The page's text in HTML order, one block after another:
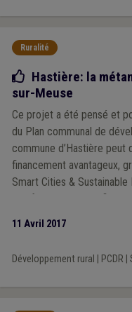
Ruralité
Bonne pratique
Hastière: la
sur-Meuse
Ce projet a été pensé et
du Plan communal de
commune d’Hastière peut
financement avantageux,
Smart Cities &
des fonds BEI et Belfius.
11 Avril 2017
Développement rural PCDR